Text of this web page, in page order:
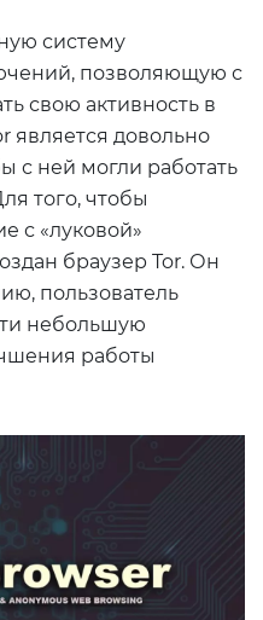
систему
позволяющую с
свою активность в
является довольно
с ней могли работать
того, чтобы
с «луковой»
браузер Tor. Он
пользователь
небольшую
работы